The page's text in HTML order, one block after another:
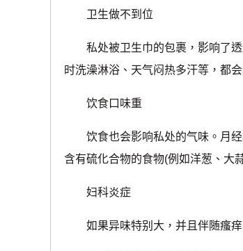
卫生做不到位
私处被卫生巾的包裹，影响了透
时洗澡淋浴、天气闷热多汗等，都
饮食口味重
饮食也会影响私处的气味。月经
含有硫化合物的食物(例如洋葱、大
妇科炎症
如果异味特别大，并且伴随瘙痒